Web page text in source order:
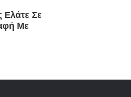
Ελάτε Σε
Με